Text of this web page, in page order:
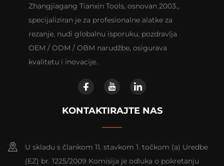
Zhangjiagang Tianxin Tools, osnovan 2003.,
specijaliziran je za profesionalne alatke za
rezanje, nudi globalnu isporuku, pozdravlja
OEM / ODM / OBM narudžbe, osigurava
kvalitetu i inovacije.
KONTAKTIRAJTE NAS
U skladu s člankom 11. stavkom 1. točkom (a) Uredbe
(EZ) br. 1225/2009 Komisija je odluka o pokretanju